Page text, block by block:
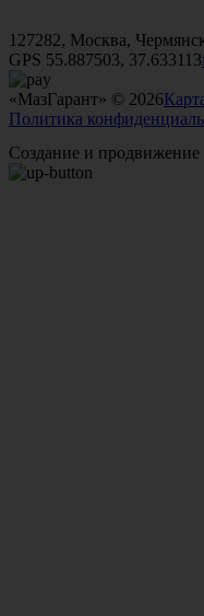
127282, Москва,
GPS 55.887503, 37.633113
«МазГарант» © 2026
Политика
Создание и продвижение